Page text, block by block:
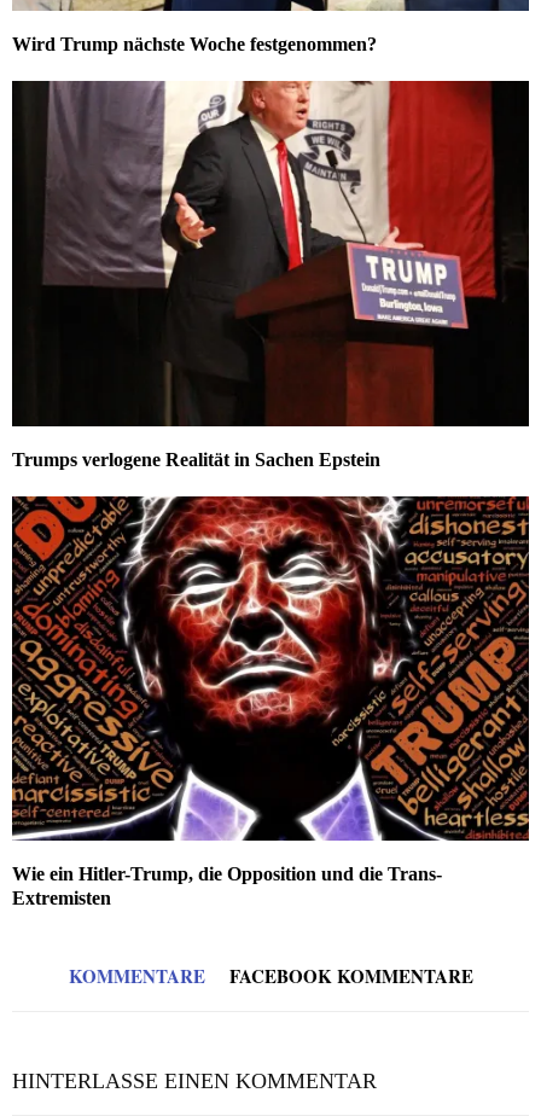
Wird Trump nächste Woche festgenommen?
Trumps verlogene Realität in Sachen Epstein
Wie ein Hitler-Trump, die Opposition und die Trans-
Extremisten
KOMMENTARE FACEBOOK KOMMENTARE
HINTERLASSE EINEN KOMMENTAR